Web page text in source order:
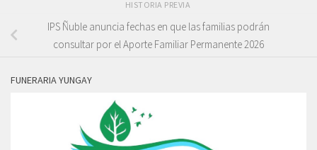
HISTORIA PREVIA
IPS Ñuble anuncia fechas en que las familias podrán
consultar por el Aporte Familiar Permanente 2026
FUNERARIA YUNGAY